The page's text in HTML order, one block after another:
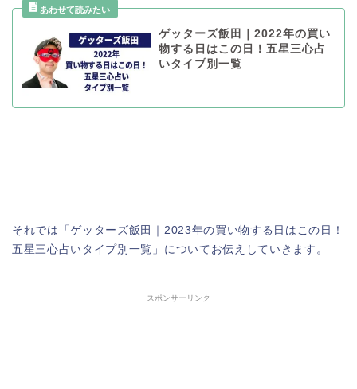
ゲッターズ飯田｜2022年の買い
物する日はこの日！五星三心占
いタイプ別一覧
それでは「ゲッターズ飯田｜2023年の買い物する日はこの日！
五星三心占いタイプ別一覧」についてお伝えしていきます。
スポンサーリンク